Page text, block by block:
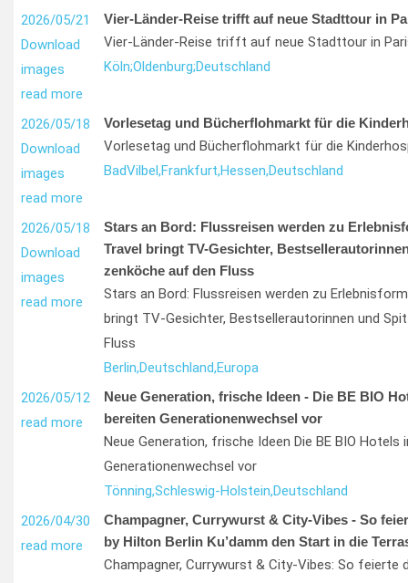
2026/05/21
Download
images
read more
Vier-Länder-Reise trifft auf neue Stadttour in
Vier-Länder-Reise trifft auf neue Stadttour in
Köln;Oldenburg;Deutschland
2026/05/18
Download
images
read more
Vorlesetag und Bücherflohmarkt für die
Vorlesetag und Bücherflohmarkt für die
BadVilbel,Frankfurt,Hessen,Deutschland
2026/05/18
Download
images
read more
Stars an Bord: Flussreisen werden zu
Travel bringt TV-Gesichter,
zenköche auf den Fluss
Stars an Bord: Flussreisen werden zu
bringt TV-Gesichter, Bestsellerautorinnen und
Fluss
Berlin,Deutschland,Europa
2026/05/12
read more
Neue Generation, frische Ideen - Die BE BIO
bereiten Generationenwechsel vor
Neue Generation, frische Ideen Die BE BIO Hotels
Generationenwechsel vor
Tönning,Schleswig-Holstein,Deutschland
2026/04/30
read more
Champagner, Currywurst & City-Vibes - So
by Hilton Berlin Ku’damm den Start in die
Champagner, Currywurst & City-Vibes: So feierte